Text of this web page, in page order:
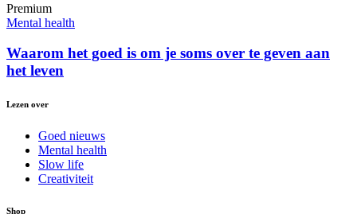
Premium
Mental health
Waarom het goed is om je soms over te geven aan
het leven
Lezen over
Goed nieuws
Mental health
Slow life
Creativiteit
Shop